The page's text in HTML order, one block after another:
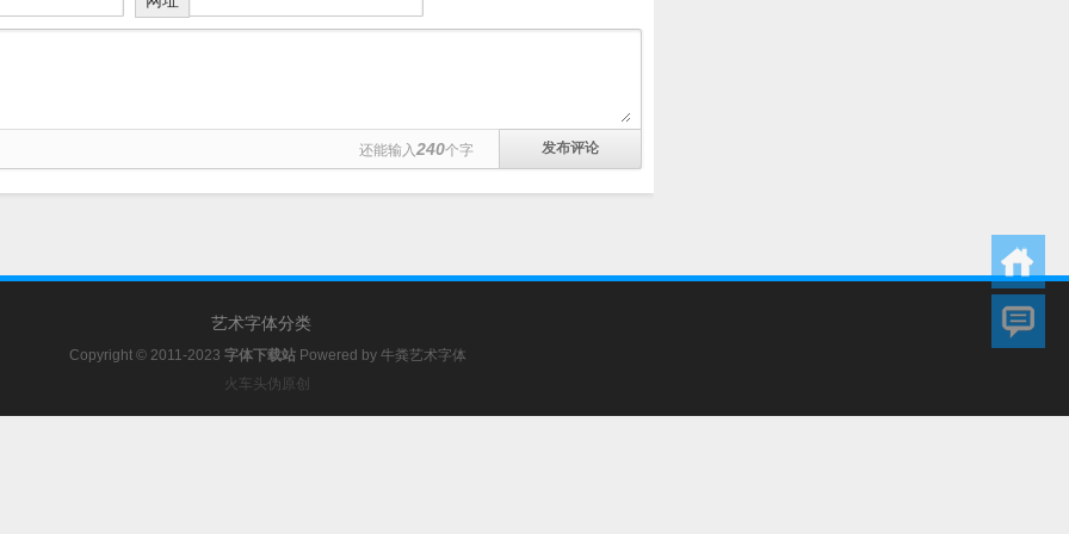
还能输入240个字
艺术字体分类
Copyright © 2011-2023 字体下载站 Powered by 牛粪艺术字体
火车头伪原创